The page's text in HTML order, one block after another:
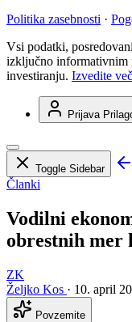
Politika zasebnosti ·
Vsi podatki,
izključno informativnim
investiranju. Izvedite več
Prijava
Toggle Sidebar
Članki
Vodilni
obrestnih mer
ZK
Željko Kos · 10. april
Povzemite